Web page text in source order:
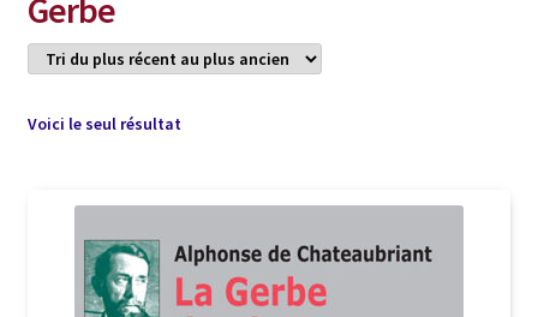
Conditions de Vente
Connection
Listes d’Envies
Livres de Peter Randa
Livres de Philippe Randa
Gerbe
Voici le seul résultat